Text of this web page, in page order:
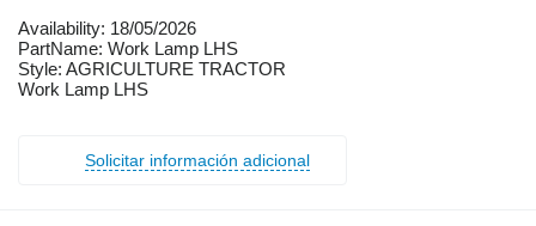
Availability: 18/05/2026
PartName: Work Lamp LHS
Style: AGRICULTURE TRACTOR
Work Lamp LHS
Solicitar información adicional